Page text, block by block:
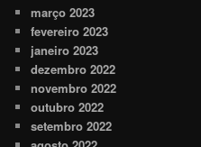
março 2023
fevereiro 2023
janeiro 2023
dezembro 2022
novembro 2022
outubro 2022
setembro 2022